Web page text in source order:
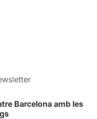
Barcelona amb les